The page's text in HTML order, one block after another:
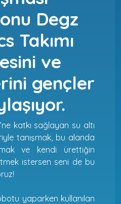
Degz
Takımı
ve
gençler
katkı sağlayan su altı
tanışmak, bu alanda
ve kendi ürettiğin
istersen seni de bu
yaparken kullanılan